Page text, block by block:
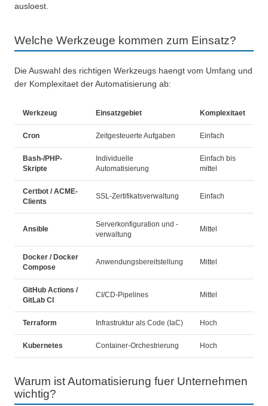
ausloest.
Welche Werkzeuge kommen zum Einsatz?
Die Auswahl des richtigen Werkzeugs haengt vom Umfang und
der Komplexitaet der Automatisierung ab:
Werkzeug Einsatzgebiet Komplexitaet
Cron Zeitgesteuerte Aufgaben Einfach
Bash-/PHP-
Skripte
Individuelle
Automatisierung
Einfach bis
mittel
Certbot / ACME-
Clients
SSL-Zertifikatsverwaltung Einfach
Ansible
Serverkonfiguration und -
verwaltung
Mittel
Docker / Docker
Compose
Anwendungsbereitstellung Mittel
GitHub Actions /
GitLab CI
CI/CD-Pipelines Mittel
Terraform Infrastruktur als Code (IaC) Hoch
Kubernetes Container-Orchestrierung Hoch
Warum ist Automatisierung fuer Unternehmen
wichtig?